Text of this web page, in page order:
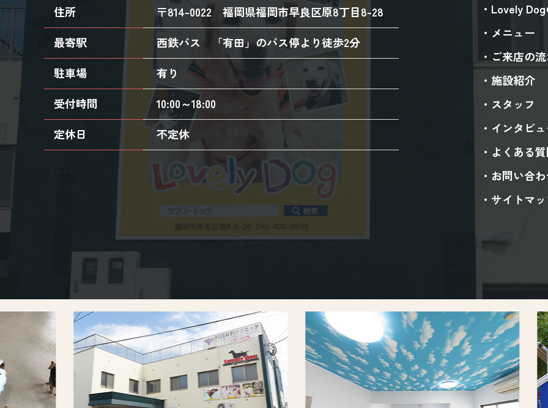
Lovely
メニュー
ご来店の
施設紹介
スタッフ
インタビ
よくある
お問い合
サイトマ
住所 〒814-0022福岡県福岡市早良区原8丁目8-28
最寄駅
西鉄バス 「有田」のバス停より徒歩2分
駐車場
有り
受付時間
10:00～18:00
定休日
不定休